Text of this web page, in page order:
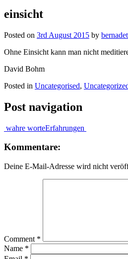
einsicht
Posted on 3rd August 2015 by
Ohne Einsicht kann man nicht
David Bohm
Posted in Uncategorised,
Post navigation
wahre worteErfahrungen
Kommentare:
Deine E-Mail-Adresse wird nicht
Comment *
Name *